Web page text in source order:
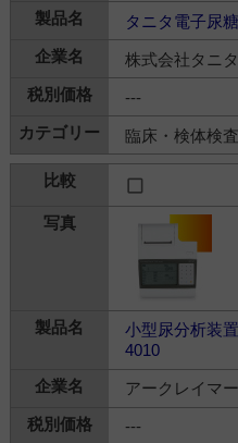
タニタ電子尿
株式会社タニタ
---
臨床・検体検
小型尿分析
4010
アークレイマ
---